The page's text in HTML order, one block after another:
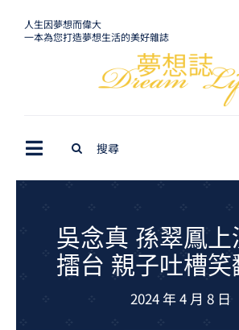
人生因夢想而偉大
一本為您打造夢想生活的美好雜誌
Toggle
Navigation
吳念真 孫翠鳳上
擂台 親子吐槽笑
2024 年 4 月 8 日